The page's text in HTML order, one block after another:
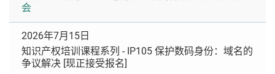
会
2026年7月15日
知识产权培训课程系列 - IP105 保护数码身份：域名的
争议解决 [现正接受报名]